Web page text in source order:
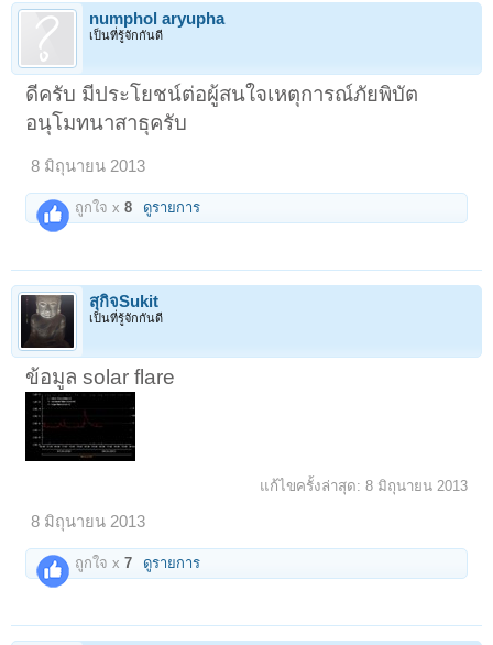
numphol aryupha
เป็นที่รู้จักกันดี
ดีครับ มีประโยชน์ต่อผู้สนใจเหตุการณ์ภัยพิบัต
อนุโมทนาสาธุครับ
8 มิถุนายน 2013
ถูกใจ x8 ดูรายการ
สุกิจSukit
เป็นที่รู้จักกันดี
ข้อมูล solar flare
แก้ไขครั้งล่าสุด: 8 มิถุนายน 2013
8 มิถุนายน 2013
ถูกใจ x7 ดูรายการ